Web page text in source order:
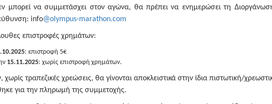
μπορεί να συμμετάσχει στον αγώνα, θα πρέπει να ενημερώσει τη
info@olympus-marathon.com
επιστροφές χρημάτων:
: επιστροφή 5€
15.11.2025: χωρίς επιστροφή χρημάτων.
τραπεζικές χρεώσεις, θα γίνονται αποκλειστικά στην ίδια πιστωτική/
για την πληρωμή της συμμετοχής.